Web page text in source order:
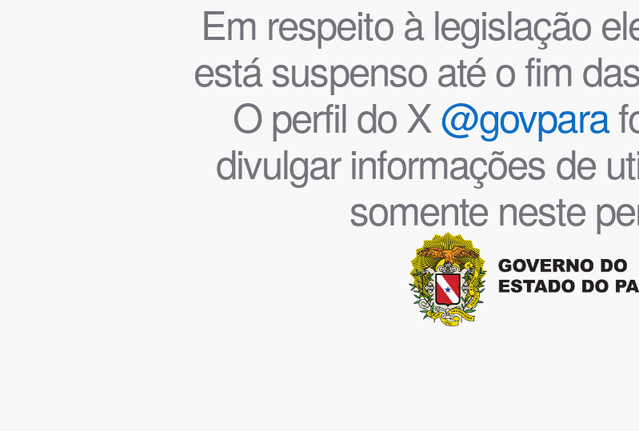
Em respeito à legislação
está suspenso até o fim
O perfil do X@govpara
divulgar informações de
somente neste